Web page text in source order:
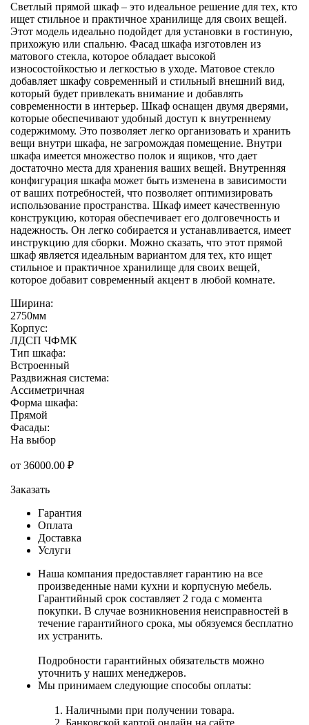
Светлый прямой шкаф – это идеальное решение для тех, кто
ищет стильное и практичное хранилище для своих вещей.
Этот модель идеально подойдет для установки в гостиную,
прихожую или спальню. Фасад шкафа изготовлен из
матового стекла, которое обладает высокой
износостойкостью и легкостью в уходе. Матовое стекло
добавляет шкафу современный и стильный внешний вид,
который будет привлекать внимание и добавлять
современности в интерьер. Шкаф оснащен двумя дверями,
которые обеспечивают удобный доступ к внутреннему
содержимому. Это позволяет легко организовать и хранить
вещи внутри шкафа, не загромождая помещение. Внутри
шкафа имеется множество полок и ящиков, что дает
достаточно места для хранения ваших вещей. Внутренняя
конфигурация шкафа может быть изменена в зависимости
от ваших потребностей, что позволяет оптимизировать
использование пространства. Шкаф имеет качественную
конструкцию, которая обеспечивает его долговечность и
надежность. Он легко собирается и устанавливается, имеет
инструкцию для сборки. Можно сказать, что этот прямой
шкаф является идеальным вариантом для тех, кто ищет
стильное и практичное хранилище для своих вещей,
которое добавит современный акцент в любой комнате.
Ширина:
2750мм
Корпус:
ЛДСП ЧФМК
Тип шкафа:
Встроенный
Раздвижная система:
Ассиметричная
Форма шкафа:
Прямой
Фасады:
На выбор
от 36000.00 ₽
Заказать
Гарантия
Оплата
Доставка
Услуги
Наша компания предоставляет гарантию на все
произведенные нами кухни и корпусную мебель.
Гарантийный срок составляет 2 года с момента
покупки. В случае возникновения неисправностей в
течение гарантийного срока, мы обязуемся бесплатно
их устранить.
Подробности гарантийных обязательств можно
уточнить у наших менеджеров.
Мы принимаем следующие способы оплаты:
Наличными при получении товара.